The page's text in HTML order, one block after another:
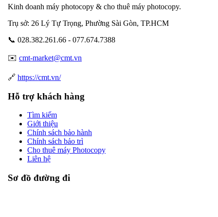
Kinh doanh máy photocopy & cho thuê máy photocopy.
Trụ sở: 26 Lý Tự Trọng, Phường Sài Gòn, TP.HCM
📞 028.382.261.66 - 077.674.7388
✉️ cmt-market@cmt.vn
🔗 https://cmt.vn/
Hỗ trợ khách hàng
Tìm kiếm
Giới thiệu
Chính sách bảo hành
Chính sách bảo trì
Cho thuê máy Photocopy
Liên hệ
Sơ đồ đường đi